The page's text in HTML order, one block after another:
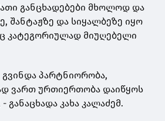
განცხადებები მხოლოდ და
შანტაჟზე და სიყალბეზე იყო
კატეგორიულად მიუღებელი
გვინდა პარტნიორობა,
ვართ ურთიერთობა დაიწყოს
კახა კალაძემ.